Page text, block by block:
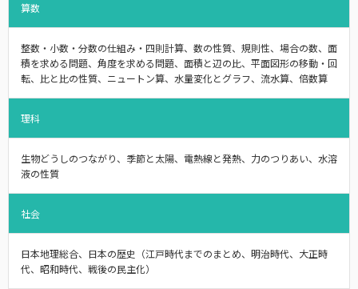
算数
整数・小数・分数の仕組み・四則計算、数の性質、規則性、場合の数、面
積を求める問題、角度を求める問題、面積と辺の比、平面図形の移動・回
転、比と比の性質、ニュートン算、水量変化とグラフ、流水算、倍数算
理科
生物どうしのつながり、季節と太陽、電熱線と発熱、力のつりあい、水溶
液の性質
社会
日本地理総合、日本の歴史（江戸時代までのまとめ、明治時代、大正時
代、昭和時代、戦後の民主化）